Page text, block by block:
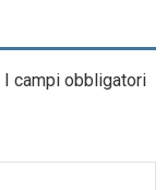
I campi obbligatori